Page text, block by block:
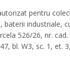
pentru
industriale,
526/26, nr.
bl. W3, sc. 1, et.